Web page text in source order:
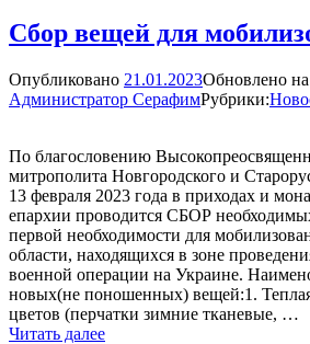
совершил
Литургию
Спасском
соборе
Сбор вещей для
Опубликовано 21.01.2023Обновлено на
Администратор СерафимРубрики:
По благословению
митрополита Новгородского и
13 февраля 2023 года в приходах и
епархии проводится СБОР
первой необходимости для
области, находящихся в зоне
военной операции на Украине.
новых(не поношенных) вещей:1.
цветов (перчатки зимние тканевые, …
Читать далееСбор